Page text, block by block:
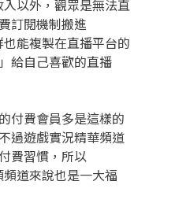
以外，觀眾是無法直
訂閱機制搬進
能複製在直播平台的
給自己喜歡的直播
付費會員多是這樣的
過遊戲實況精華頻道
費習慣，所以
道來說也是一大福